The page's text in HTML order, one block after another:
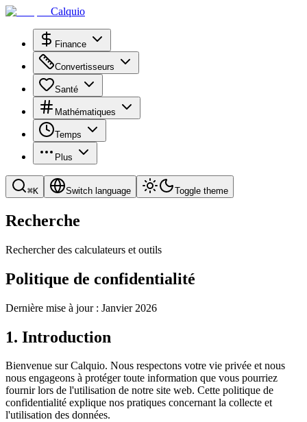
Calquio
Finance
Convertisseurs
Santé
Mathématiques
Temps
Plus
⌘K Switch language Toggle theme
Recherche
Rechercher des calculateurs et outils
Politique de confidentialité
Dernière mise à jour : Janvier 2026
1. Introduction
Bienvenue sur Calquio. Nous respectons votre vie privée et nous
nous engageons à protéger toute information que vous pourriez
fournir lors de l'utilisation de notre site web. Cette politique de
confidentialité explique nos pratiques concernant la collecte et
l'utilisation des données.